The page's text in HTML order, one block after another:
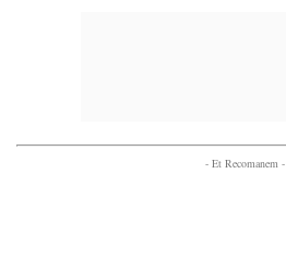
- Et Recomanem -